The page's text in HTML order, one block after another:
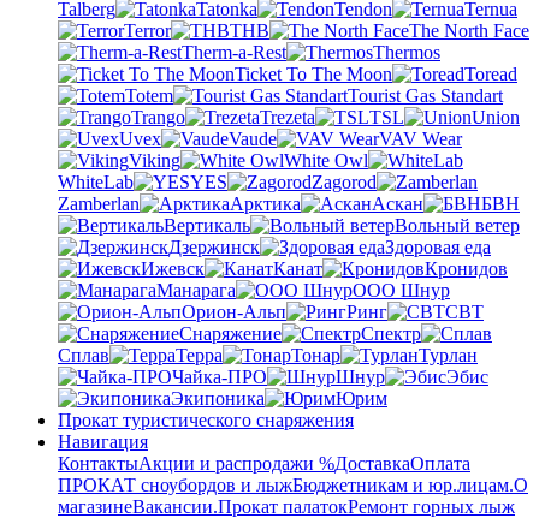
Talberg Tatonka Tendon
Ternua
Terror
THB
The North Face
Therm-a-Rest
Thermos
Ticket To The Moon
Toread
Totem
Tourist Gas Standart
Trango
Trezeta TSL
Union
Uvex
Vaude
VAV Wear
Viking
White Owl
WhiteLab
YES
Zagorod
Zamberlan
Арктика Аскан
БВН
Вертикаль
Вольный ветер
Дзержинск
Здоровая еда
Ижевск
Канат
Кронидов
Манарага
ООО Шнур
Орион-Альп
Ринг
СВТ
Снаряжение
Спектр
Сплав
Терра Тонар
Турлан
Чайка-ПРО
Шнур
Эбис
Экипоника
Юрим
Прокат туристического снаряжения
Навигация
КонтактыАкции и распродажи %ДоставкаОплата
ПРОКАТ сноубордов и лыжБюджетникам и юр.лицам.О
магазинеВакансии.Прокат палатокРемонт горных лыж